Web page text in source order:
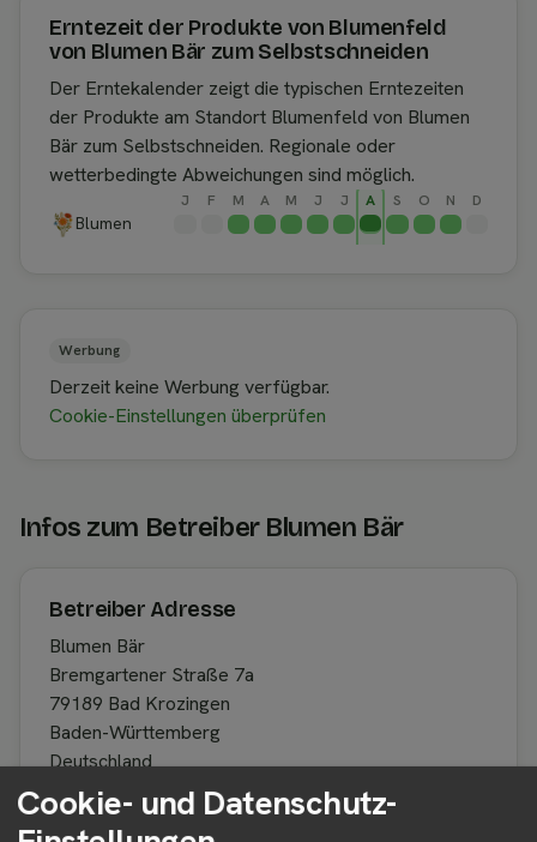
Erntezeit der Produkte von Blumenfeld
von Blumen Bär zum Selbstschneiden
Der Erntekalender zeigt die typischen Erntezeiten
der Produkte am Standort Blumenfeld von Blumen
Bär zum Selbstschneiden. Regionale oder
wetterbedingte Abweichungen sind möglich.
J F M A M J J A S O N D
Blumen
Werbung
Derzeit keine Werbung verfügbar.
Cookie-Einstellungen überprüfen
Infos zum Betreiber Blumen Bär
Betreiber Adresse
Blumen Bär
Bremgartener Straße 7a
79189 Bad Krozingen
Baden-Württemberg
Deutschland
Cookie- und Datenschutz-